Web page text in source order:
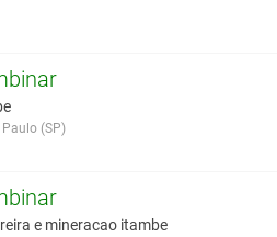
(SP)
e mineracao itambe